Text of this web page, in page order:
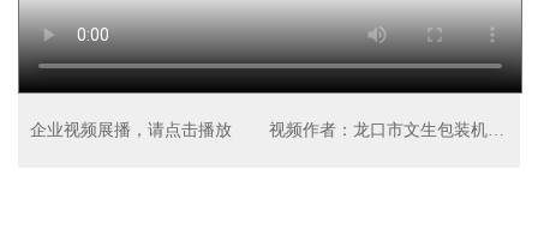
企业视频展播，请点击播放 视频作者：龙口市文生包装机械厂